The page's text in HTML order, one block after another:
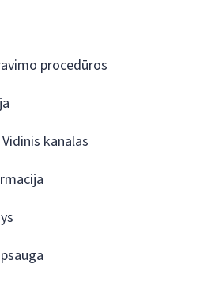
procedūros
kanalas